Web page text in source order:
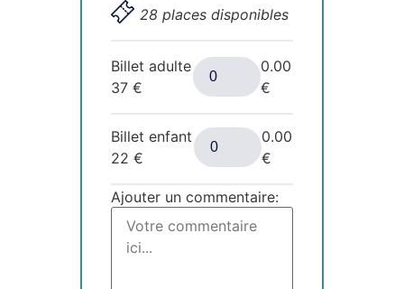
28 places disponibles
Billet adulte
37€
0.00
€
Billet enfant
22€
0.00
€
Ajouter un commentaire: